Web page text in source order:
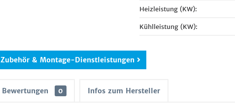
Heizleistung (KW):
Kühlleistung (KW):
Zubehör & Montage-Dienstleistungen
Bewertungen 0 Infos zum Hersteller